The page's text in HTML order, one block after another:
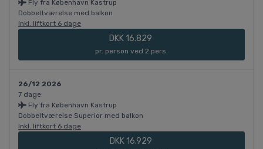
Fly fra København Kastrup
Dobbeltværelse med balkon
Inkl. liftkort 6 dage
DKK 16.829
pr. person ved 2 pers.
26/12 2026
7 dage
Fly fra København Kastrup
Dobbeltværelse Superior med balkon
Inkl. liftkort 6 dage
DKK 16.929